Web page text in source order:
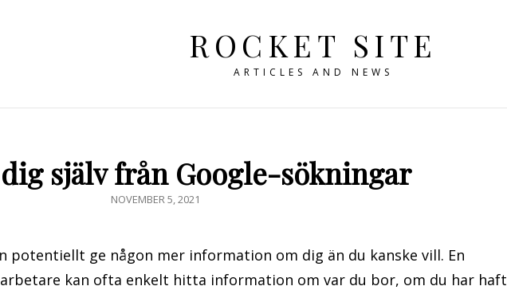
ROCKET SITE
ARTICLES AND NEWS
själv från Google-sökningar
PUBLICERAT
NOVEMBER 5, 2021
potentiellt ge någon mer information om dig än du kanske vill. En
kan ofta enkelt hitta information om var du bor, om du har haft